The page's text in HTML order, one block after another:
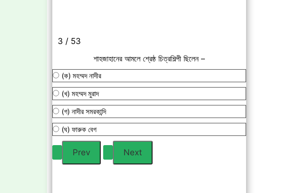
3 / 53
শাহজাহানের আমলে শ্রেষ্ঠ চিত্রশিল্পী ছিলেন –
(ক) মহম্মদ নাদীর
(খ) মহম্মদ মুরাদ
(গ) নাদীর সমরকান্দি
(ঘ) ফারুক বেগ